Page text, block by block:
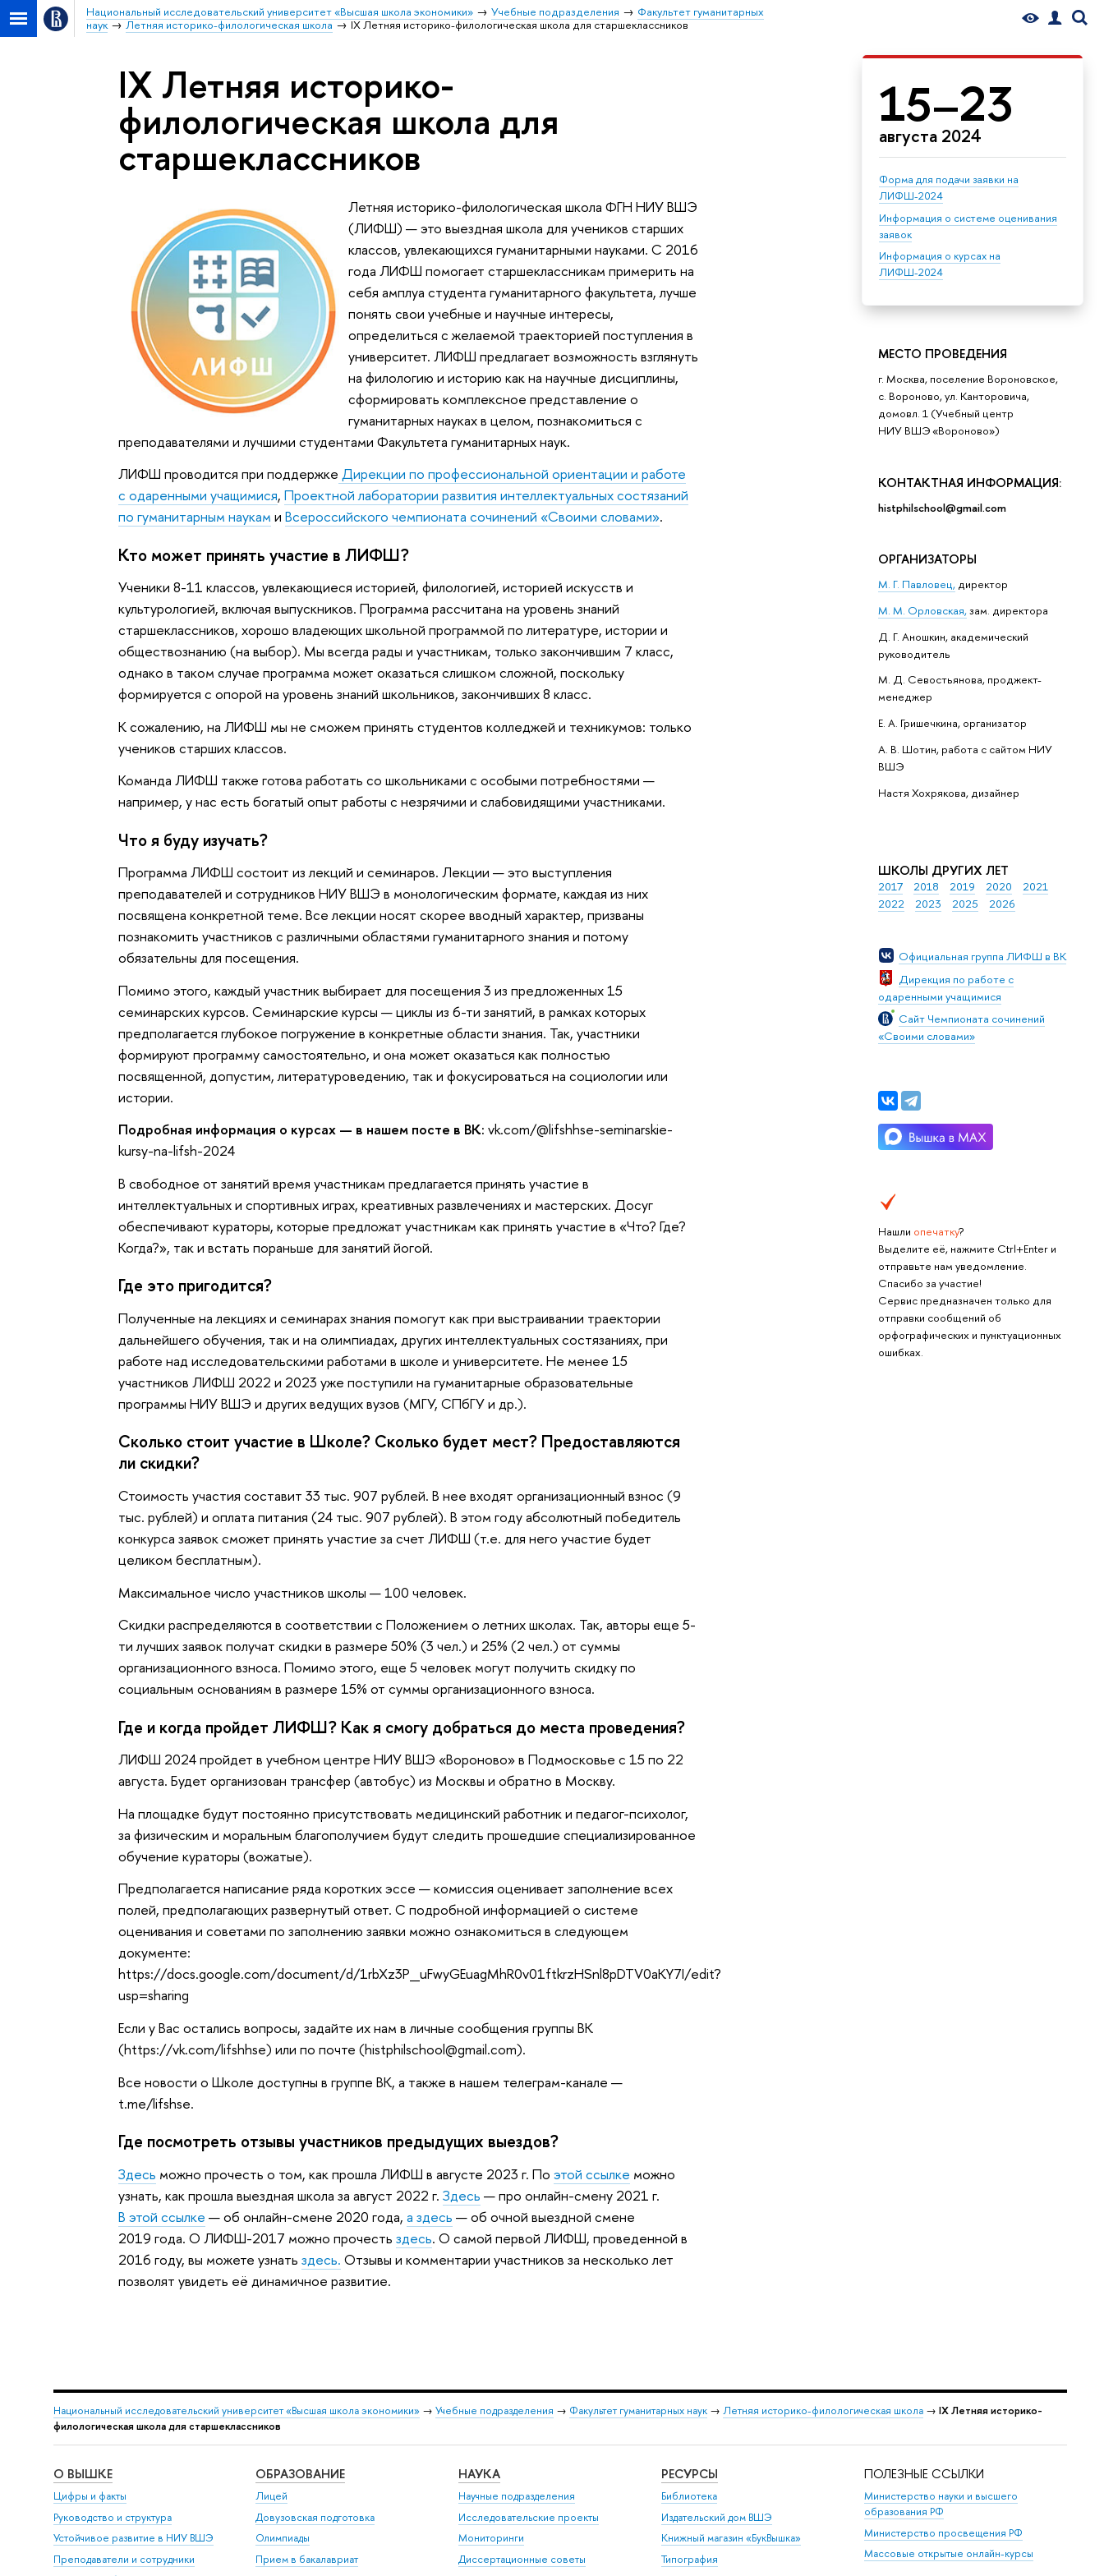
Национальный исследовательский университет «Высшая школа экономики» Учебные подразделения
Факультет гуманитарных
наук
Летняя историко-филологическая школа IX Летняя историко-филологическая школа для старшеклассников
15–23
августа 2024
Форма для подачи заявки на
ЛИФШ-2024
Информация о системе оценивания
заявок
Информация о курсах на
ЛИФШ-2024
МЕСТО ПРОВЕДЕНИЯ
г. Москва, поселение Вороновское,
с. Вороново, ул. Канторовича,
домовл. 1 (Учебный центр
НИУ ВШЭ «Вороново»)
КОНТАКТНАЯ ИНФОРМАЦИЯ:
histphilschool@gmail.com
ОРГАНИЗАТОРЫ
М. Г. Павловец, директор
М. М. Орловская,зам. директора
Д. Г. Аношкин, академический
руководитель
М. Д. Севостьянова, проджект-
менеджер
Е. А. Гришечкина, организатор
А. В. Шотин, работа с сайтом НИУ
ВШЭ
Настя Хохрякова, дизайнер
ШКОЛЫ ДРУГИХ ЛЕТ
2017 2018 2019 2020
2021
2022
2023 2025 2026
Официальная группа ЛИФШ в ВК
Дирекция по работе с
одаренными учащимися
Сайт Чемпионата сочинений
«Своими словами»
Нашли опечатку?
Выделите её, нажмите Ctrl+Enter и
отправьте нам уведомление.
Спасибо за участие!
Сервис предназначен только для
отправки сообщений об
орфографических и пунктуационных
ошибках.
IX Летняя историко-
филологическая школа для
старшеклассников
Летняя историко-филологическая школа ФГН НИУ ВШЭ
(ЛИФШ) — это выездная школа для учеников старших
классов, увлекающихся гуманитарными науками. С 2016
года ЛИФШ помогает старшеклассникам примерить на
себя амплуа студента гуманитарного факультета, лучше
понять свои учебные и научные интересы,
определиться с желаемой траекторией поступления в
университет. ЛИФШ предлагает возможность взглянуть
на филологию и историю как на научные дисциплины,
сформировать комплексное представление о
гуманитарных науках в целом, познакомиться с
преподавателями и лучшими студентами Факультета гуманитарных наук.
ЛИФШ проводится при поддержке Дирекции по профессиональной ориентации и работе
с одаренными учащимися,Проектной лаборатории развития интеллектуальных состязаний
по гуманитарным наукам иВсероссийского чемпионата сочинений «Своими словами».
Кто может принять участие в ЛИФШ?
Ученики 8-11 классов, увлекающиеся историей, филологией, историей искусств и
культурологией, включая выпускников. Программа рассчитана на уровень знаний
старшеклассников, хорошо владеющих школьной программой по литературе, истории и
обществознанию (на выбор). Мы всегда рады и участникам, только закончившим 7 класс,
однако в таком случае программа может оказаться слишком сложной, поскольку
формируется с опорой на уровень знаний школьников, закончивших 8 класс.
К сожалению, на ЛИФШ мы не сможем принять студентов колледжей и техникумов: только
учеников старших классов.
Команда ЛИФШ также готова работать со школьниками с особыми потребностями —
например, у нас есть богатый опыт работы с незрячими и слабовидящими участниками.
Что я буду изучать?
Программа ЛИФШ состоит из лекций и семинаров. Лекции — это выступления
преподавателей и сотрудников НИУ ВШЭ в монологическим формате, каждая из них
посвящена конкретной теме. Все лекции носят скорее вводный характер, призваны
познакомить участников с различными областями гуманитарного знания и потому
обязательны для посещения.
Помимо этого, каждый участник выбирает для посещения 3 из предложенных 15
семинарских курсов. Семинарские курсы — циклы из 6-ти занятий, в рамках которых
предполагается глубокое погружение в конкретные области знания. Так, участники
формируют программу самостоятельно, и она может оказаться как полностью
посвященной, допустим, литературоведению, так и фокусироваться на социологии или
истории.
Подробная информация о курсах — в нашем посте в ВК: vk.com/@lifshhse-seminarskie-
kursy-na-lifsh-2024
В свободное от занятий время участникам предлагается принять участие в
интеллектуальных и спортивных играх, креативных развлечениях и мастерских. Досуг
обеспечивают кураторы, которые предложат участникам как принять участие в «Что? Где?
Когда?», так и встать пораньше для занятий йогой.
Где это пригодится?
Полученные на лекциях и семинарах знания помогут как при выстраивании траектории
дальнейшего обучения, так и на олимпиадах, других интеллектуальных состязаниях, при
работе над исследовательскими работами в школе и университете. Не менее 15
участников ЛИФШ 2022 и 2023 уже поступили на гуманитарные образовательные
программы НИУ ВШЭ и других ведущих вузов (МГУ, СПбГУ и др.).
Сколько стоит участие в Школе? Сколько будет мест? Предоставляются
ли скидки?
Стоимость участия составит 33 тыс. 907 рублей. В нее входят организационный взнос (9
тыс. рублей) и оплата питания (24 тыс. 907 рублей). В этом году абсолютный победитель
конкурса заявок сможет принять участие за счет ЛИФШ (т.е. для него участие будет
целиком бесплатным).
Максимальное число участников школы — 100 человек.
Скидки распределяются в соответствии с Положением о летних школах. Так, авторы еще 5-
ти лучших заявок получат скидки в размере 50% (3 чел.) и 25% (2 чел.) от суммы
организационного взноса. Помимо этого, еще 5 человек могут получить скидку по
социальным основаниям в размере 15% от суммы организационного взноса.
Где и когда пройдет ЛИФШ? Как я смогу добраться до места проведения?
ЛИФШ 2024 пройдет в учебном центре НИУ ВШЭ «Вороново» в Подмосковье с 15 по 22
августа. Будет организован трансфер (автобус) из Москвы и обратно в Москву.
На площадке будут постоянно присутствовать медицинский работник и педагог-психолог,
за физическим и моральным благополучием будут следить прошедшие специализированное
обучение кураторы (вожатые).
Предполагается написание ряда коротких эссе — комиссия оценивает заполнение всех
полей, предполагающих развернутый ответ. С подробной информацией о системе
оценивания и советами по заполнению заявки можно ознакомиться в следующем
документе:
https://docs.google.com/document/d/1rbXz3P_uFwyGEuagMhR0v01ftkrzHSnl8pDTV0aKY7I/edit?
usp=sharing
Если у Вас остались вопросы, задайте их нам в личные сообщения группы ВК
(https://vk.com/lifshhse) или по почте (histphilschool@gmail.com).
Все новости о Школе доступны в группе ВК, а также в нашем телеграм-канале —
t.me/lifshse.
Где посмотреть отзывы участников предыдущих выездов?
Здесь можно прочесть о том, как прошла ЛИФШ в августе 2023 г. Поэтой ссылке можно
узнать, как прошла выездная школа за август 2022 г.Здесь — про онлайн-смену 2021 г.
В этой ссылке — об онлайн-смене 2020 года,а здесь — об очной выездной смене
2019 года. О ЛИФШ-2017 можно прочестьздесь. О самой первой ЛИФШ, проведенной в
2016 году, вы можете узнатьздесь. Отзывы и комментарии участников за несколько лет
позволят увидеть её динамичное развитие.
Национальный исследовательский университет «Высшая школа экономики» → Учебные подразделения → Факультет гуманитарных наук→ Летняя историко-филологическая школа→ IX Летняя историко-
филологическая школа для старшеклассников
О ВЫШКЕ
Цифры и факты
Руководство и структура
Устойчивое развитие в НИУ ВШЭ
Преподаватели и сотрудники
ОБРАЗОВАНИЕ
Лицей
Довузовская подготовка
Олимпиады
Прием в бакалавриат
НАУКА
Научные подразделения
Исследовательские проекты
Мониторинги
Диссертационные советы
РЕСУРСЫ
Библиотека
Издательский дом ВШЭ
Книжный магазин «БукВышка»
Типография
ПОЛЕЗНЫЕ ССЫЛКИ
Министерство науки и высшего
образования РФ
Министерство просвещения РФ
Массовые открытые онлайн-курсы